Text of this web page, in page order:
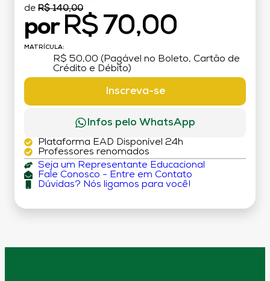
de R$ 140,00
por R$ 70,00
MATRÍCULA:
R$ 50,00 (Pagável no Boleto, Cartão de
Crédito e Débito)
Inscreva-se
Infos pelo WhatsApp
Plataforma EAD Disponível 24h
Professores renomados
Seja um Representante Educacional
Fale Conosco - Entre em Contato
Dúvidas? Nós ligamos para você!